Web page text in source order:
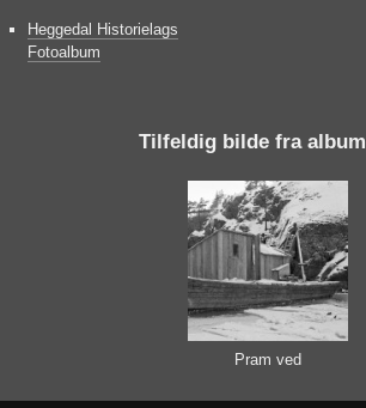
Heggedal Historielags
Fotoalbum
Tilfeldig bilde fra album
Pram ved